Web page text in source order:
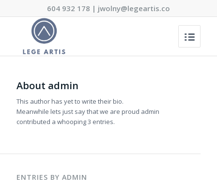
604 932 178 | jwolny@legeartis.co
About admin
This author has yet to write their bio.
Meanwhile lets just say that we are proud admin
contributed a whooping 3 entries.
ENTRIES BY ADMIN